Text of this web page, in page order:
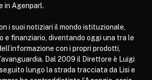
in Agenparl.
i suoi notiziari il mondo istituzionale,
e finanziario, diventando oggi una tra le
con i propri prodotti,
Dal 2009 il Direttore è Luigi
lungo la strada tracciata da Lisi e